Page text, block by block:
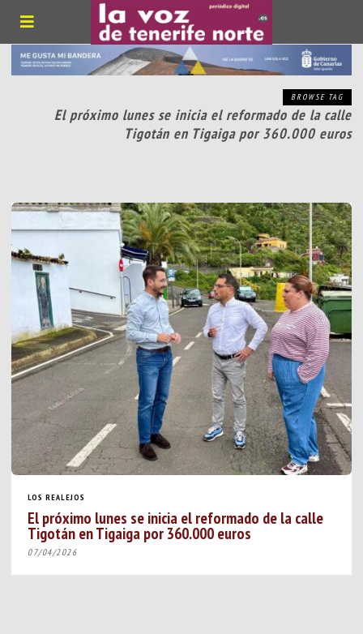
BROWSE TAG
El próximo lunes se inicia el reformado de la calle
Tigotán en Tigaiga por 360.000 euros
LOS REALEJOS
El próximo lunes se inicia el reformado de la calle
Tigotán en Tigaiga por 360.000 euros
07/04/2026